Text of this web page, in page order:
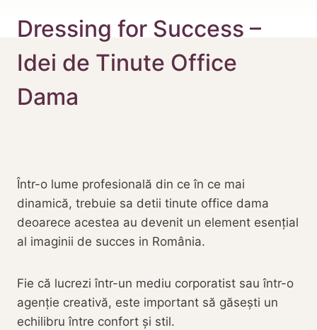
Dressing for Success –
Idei de Tinute Office
Dama
Într-o lume profesională din ce în ce mai
dinamică, trebuie sa detii tinute office dama
deoarece acestea au devenit un element esențial
al imaginii de succes in România.
Fie că lucrezi într-un mediu corporatist sau într-o
agenție creativă, este important să găsești un
echilibru între confort și stil.